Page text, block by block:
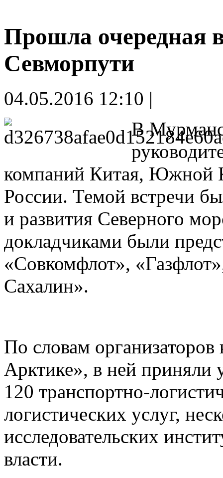
Прошла очередная
Севморпути
04.05.2016 12:10 |
В
компаний Китая, Южной
России. Темой встречи
и развития Северного
докладчиками были
«Совкомфлот»,
Сахалин».
По словам
Арктике», в ней приняли
120 транспортно-
логистических услуг,
исследовательских
власти.